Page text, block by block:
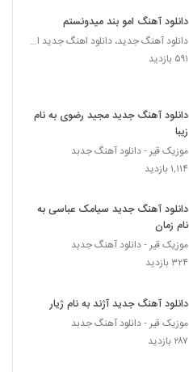
دانلود آهنگ امو بند میدونستم
دانلود آهنگ جدید، دانلود اهنگ جدید ایرانی
۵۹۱ بازدید
دانلود آهنگ جدید مجید رضوی به نام
زیبا
موزیک قیر - دانلود آهنگ جدبد
۱,۱۱۴ بازدید
دانلود آهنگ جدید سیامک عباسی به
نام زمان
موزیک قیر - دانلود آهنگ جدبد
۳۲۴ بازدید
دانلود آهنگ جدید آژند به نام ژیار
موزیک قیر - دانلود آهنگ جدبد
۲۸۷ بازدید